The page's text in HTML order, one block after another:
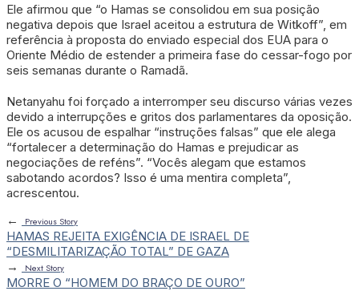
Ele afirmou que “o Hamas se consolidou em sua posição
negativa depois que Israel aceitou a estrutura de Witkoff”, em
referência à proposta do enviado especial dos EUA para o
Oriente Médio de estender a primeira fase do cessar-fogo por
seis semanas durante o Ramadã.
Netanyahu foi forçado a interromper seu discurso várias vezes
devido a interrupções e gritos dos parlamentares da oposição.
Ele os acusou de espalhar “instruções falsas” que ele alega
“fortalecer a determinação do Hamas e prejudicar as
negociações de reféns”. “Vocês alegam que estamos
sabotando acordos? Isso é uma mentira completa”,
acrescentou.
←
Previous Story
HAMAS REJEITA EXIGÊNCIA DE ISRAEL DE
“DESMILITARIZAÇÃO TOTAL” DE GAZA
→
Next Story
MORRE O “HOMEM DO BRAÇO DE OURO”